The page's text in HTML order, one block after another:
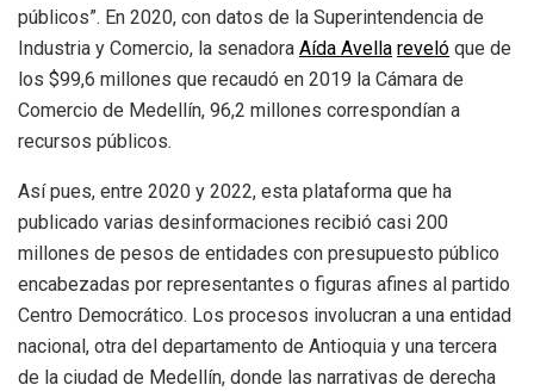
públicos”. En 2020, con datos de la Superintendencia de
Industria y Comercio, la senadora Aída Avella revel ó que de
los $99,6 millones que recaudó en 2019 la Cámara de
Comercio de Medellín, 96,2 millones correspondían a
recursos públicos.
Así pues, entre 2020 y 2022, esta plataforma que ha
publicado varias desinformaciones recibió casi 200
millones de pesos de entidades con presupuesto público
encabezadas por representantes o figuras afines al partido
Centro Democrático. Los procesos involucran a una entidad
nacional, otra del departamento de Antioquia y una tercera
de la ciudad de Medellín, donde las narrativas de derecha